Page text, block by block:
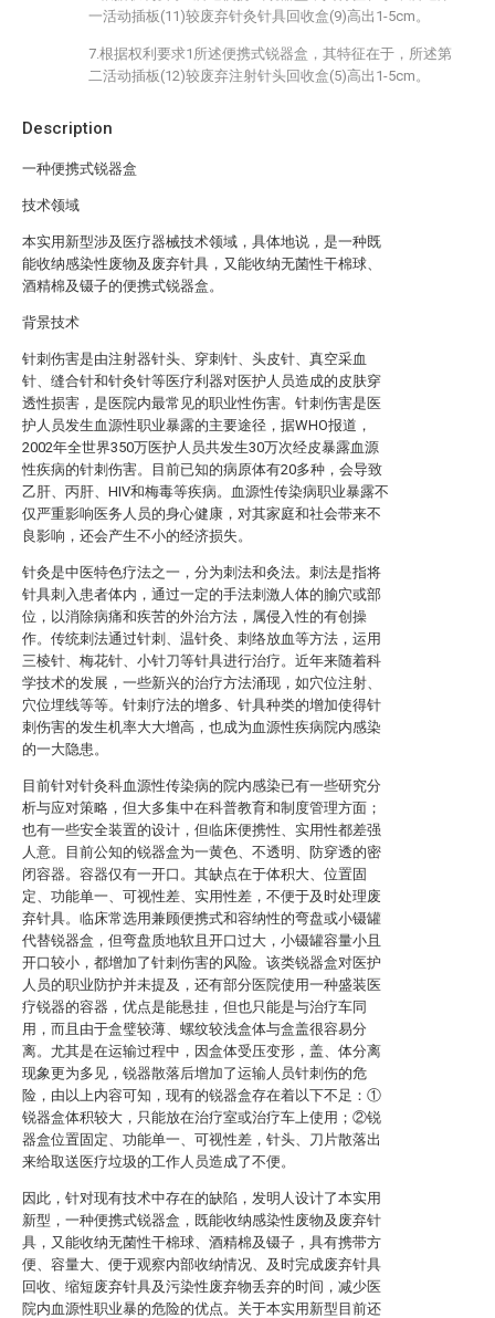
Description
一种便携式锐器盒
技术领域
本实用新型涉及医疗器械技术领域，具体地说，是一种既
能收纳感染性废物及废弃针具，又能收纳无菌性干棉球、
酒精棉及镊子的便携式锐器盒。
背景技术
针刺伤害是由注射器针头、穿刺针、头皮针、真空采血
针、缝合针和针灸针等医疗利器对医护人员造成的皮肤穿
透性损害，是医院内最常见的职业性伤害。针刺伤害是医
护人员发生血源性职业暴露的主要途径，据WHO报道，
2002年全世界350万医护人员共发生30万次经皮暴露血源
性疾病的针刺伤害。目前已知的病原体有20多种，会导致
乙肝、丙肝、HIV和梅毒等疾病。血源性传染病职业暴露不
仅严重影响医务人员的身心健康，对其家庭和社会带来不
良影响，还会产生不小的经济损失。
针灸是中医特色疗法之一，分为刺法和灸法。刺法是指将
针具刺入患者体内，通过一定的手法刺激人体的腧穴或部
位，以消除病痛和疾苦的外治方法，属侵入性的有创操
作。传统刺法通过针刺、温针灸、刺络放血等方法，运用
三棱针、梅花针、小针刀等针具进行治疗。近年来随着科
学技术的发展，一些新兴的治疗方法涌现，如穴位注射、
穴位埋线等等。针刺疗法的增多、针具种类的增加使得针
刺伤害的发生机率大大增高，也成为血源性疾病院内感染
的一大隐患。
目前针对针灸科血源性传染病的院内感染已有一些研究分
析与应对策略，但大多集中在科普教育和制度管理方面；
也有一些安全装置的设计，但临床便携性、实用性都差强
人意。目前公知的锐器盒为一黄色、不透明、防穿透的密
闭容器。容器仅有一开口。其缺点在于体积大、位置固
定、功能单一、可视性差、实用性差，不便于及时处理废
弃针具。临床常选用兼顾便携式和容纳性的弯盘或小镊罐
代替锐器盒，但弯盘质地软且开口过大，小镊罐容量小且
开口较小，都增加了针刺伤害的风险。该类锐器盒对医护
人员的职业防护并未提及，还有部分医院使用一种盛装医
疗锐器的容器，优点是能悬挂，但也只能是与治疗车同
用，而且由于盒璧较薄、螺纹较浅盒体与盒盖很容易分
离。尤其是在运输过程中，因盒体受压变形，盖、体分离
现象更为多见，锐器散落后增加了运输人员针刺伤的危
险，由以上内容可知，现有的锐器盒存在着以下不足：①
锐器盒体积较大，只能放在治疗室或治疗车上使用；②锐
器盒位置固定、功能单一、可视性差，针头、刀片散落出
来给取送医疗垃圾的工作人员造成了不便。
因此，针对现有技术中存在的缺陷，发明人设计了本实用
新型，一种便携式锐器盒，既能收纳感染性废物及废弃针
具，又能收纳无菌性干棉球、酒精棉及镊子，具有携带方
便、容量大、便于观察内部收纳情况、及时完成废弃针具
回收、缩短废弃针具及污染性废弃物丢弃的时间，减少医
院内血源性职业暴的危险的优点。关于本实用新型目前还
一活动插板(11)较废弃针灸针具回收盒(9)高出1-5cm。
7.根据权利要求1所述便携式锐器盒，其特征在于，所述第
二活动插板(12)较废弃注射针头回收盒(5)高出1-5cm。